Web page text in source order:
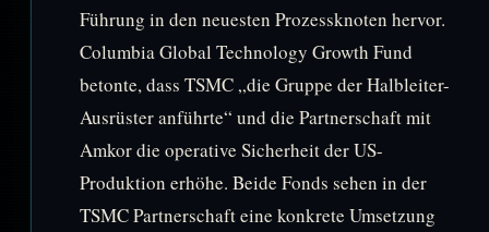
Führung in den neuesten Prozessknoten hervor.
Columbia Global Technology Growth Fund
betonte, dass TSMC „die Gruppe der Halbleiter-
Ausrüster anführte“ und die Partnerschaft mit
Amkor die operative Sicherheit der US-
Produktion erhöhe. Beide Fonds sehen in der
TSMC Partnerschaft eine konkrete Umsetzung